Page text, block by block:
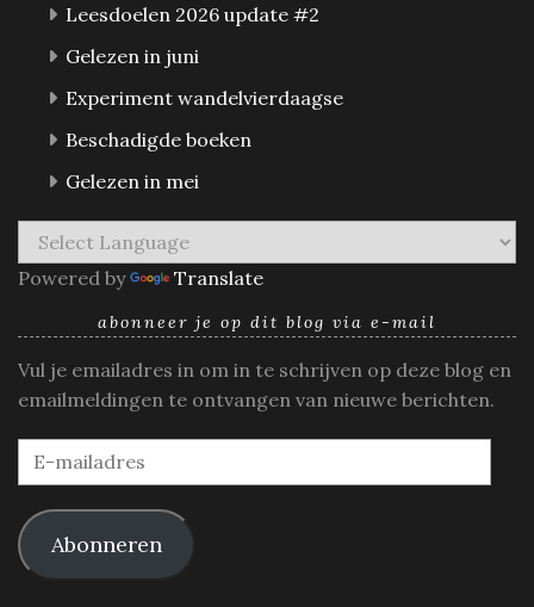
Leesdoelen 2026 update #2
Gelezen in juni
Experiment wandelvierdaagse
Beschadigde boeken
Gelezen in mei
Powered by Translate
abonneer je op dit blog via e-mail
Vul je emailadres in om in te schrijven op deze blog en
emailmeldingen te ontvangen van nieuwe berichten.
E-
mailadres
Abonneren